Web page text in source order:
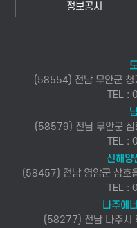
정보공시
(58554) 전남 무안군
TEL :
(58579) 전남 무안군
TEL :
신해양
(58457) 전남 영암군 삼
TEL :
나주에
(58277) 전남 나주시